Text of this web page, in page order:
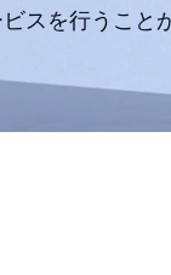
スを行うこと